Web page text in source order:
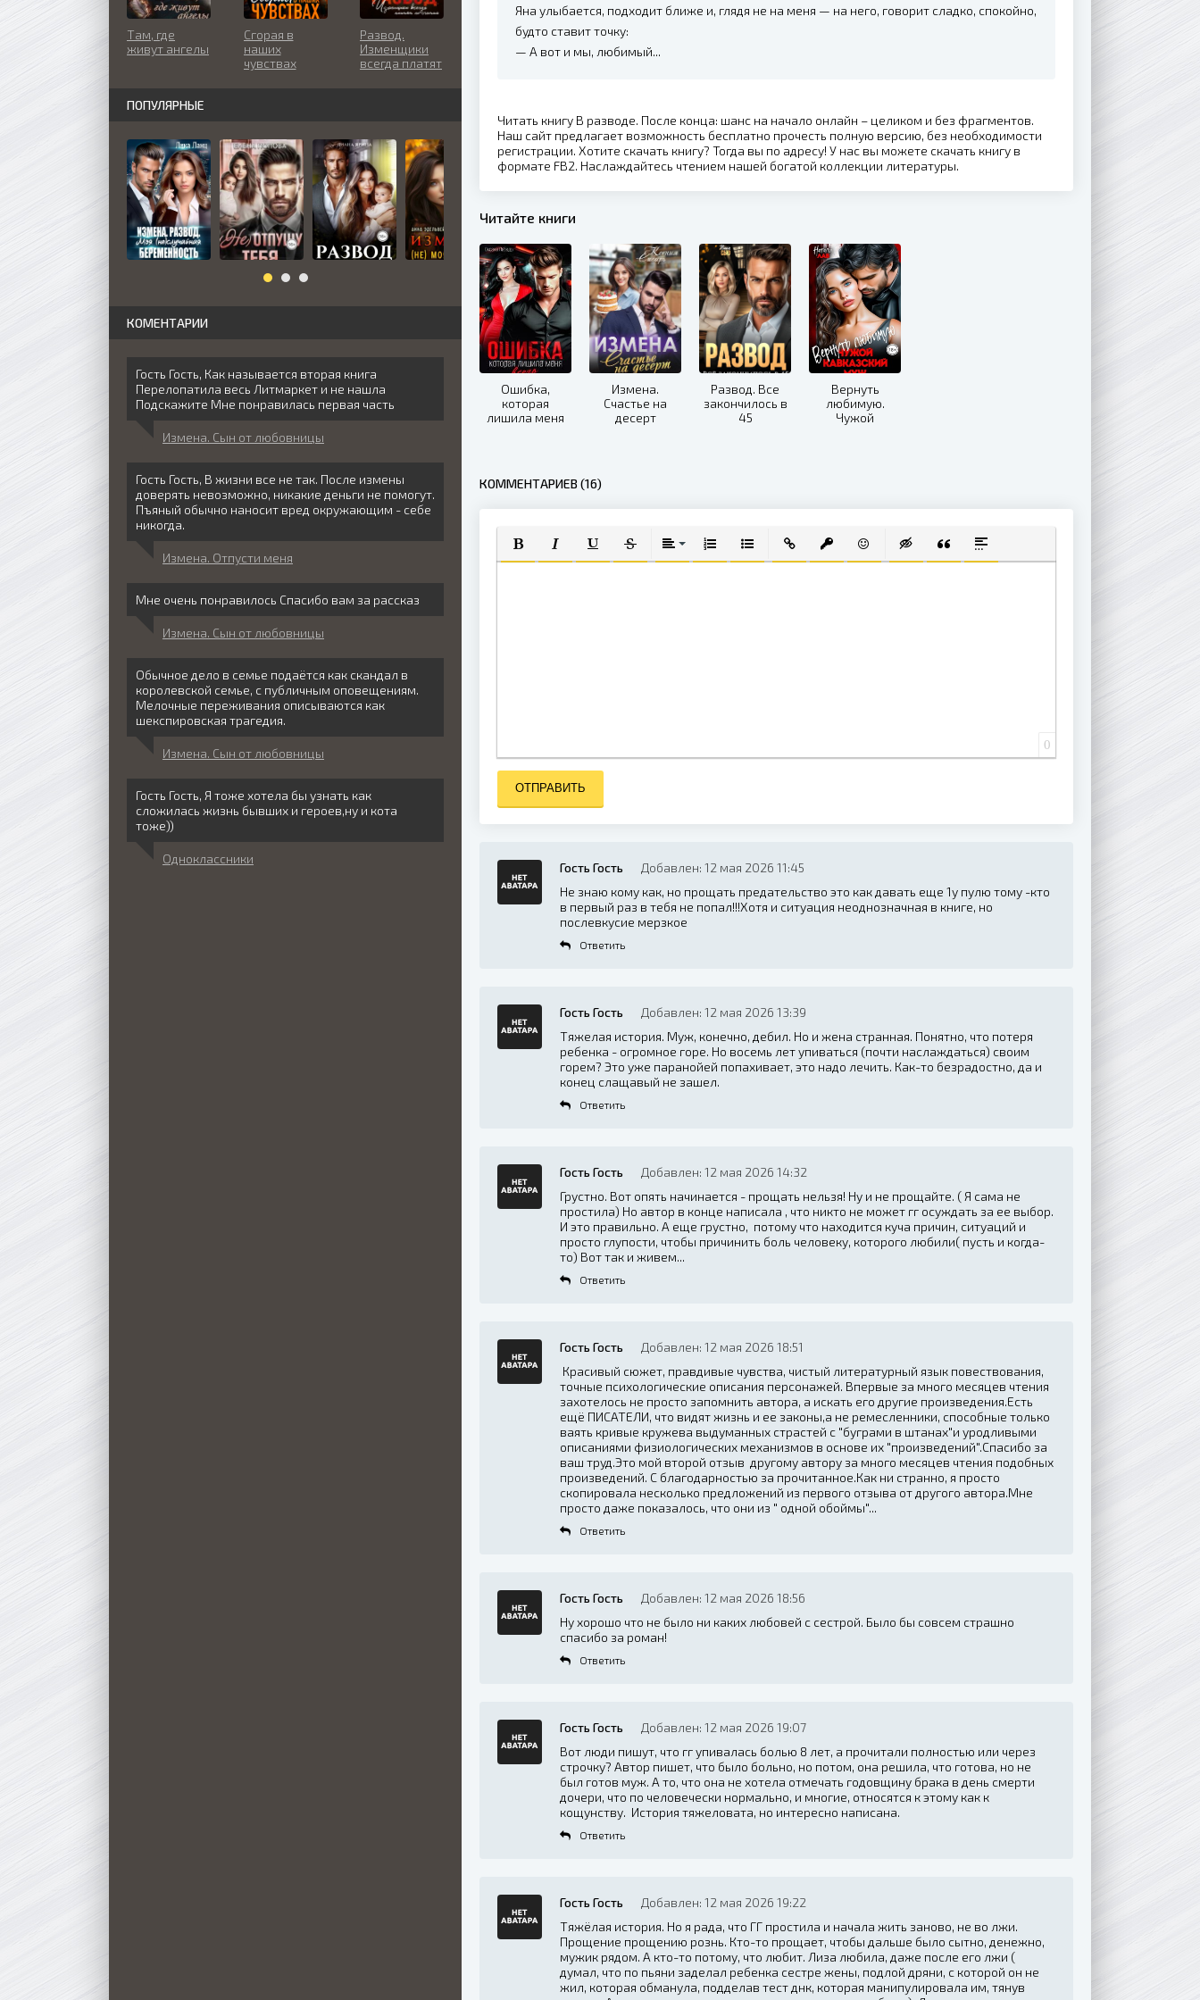
Яна улыбается, подходит ближе и, глядя не на меня — на него, говорит сладко, спокойно,
будто ставит точку:
— А вот и мы, любимый...
Читать книгу В разводе. После конца: шанс на начало онлайн – целиком и без фрагментов.
Наш сайт предлагает возможность бесплатно прочесть полную версию, без необходимости
регистрации. Хотите скачать книгу? Тогда вы по адресу! У нас вы можете скачать книгу в
формате FB2. Наслаждайтесь чтением нашей богатой коллекции литературы.
Читайте книги
Ошибка,
которая
лишила меня
Измена.
Счастье на
десерт
Развод. Все
закончилось в
45
Вернуть
любимую.
Чужой
КОММЕНТАРИЕВ (16)
ПОЛУЖИРНЫЙ
КУРСИВПОДЧЕРКНУТЫЙ
ЗАЧЕРКНУТЫЙВЫРАВНИВАНИЕ
НУМЕРОВАННЫЙ СПИСОК
МАРКИРОВАННЫЙ СПИСОК
ВСТАВИТЬ ССЫЛКУ
ВСТАВИТЬ ЗАЩИЩЕННУЮ ССЫЛКУ
ВСТАВИТЬ СМАЙЛИК
ВСТАВКА СКРЫТОГО ТЕКСТА
ВСТАВКА ЦИТАТЫ
ВСТАВКА СПОЙЛЕРА
0
ОТПРАВИТЬ
Гость Гость
Добавлен: 12 мая 2026 11:45
Не знаю кому как, но прощать предательство это как давать еще 1у пулю тому -кто
в первый раз в тебя не попал!!!Хотя и ситуация неоднозначная в книге, но
послевкусие мерзкое
Ответить
Гость Гость
Добавлен: 12 мая 2026 13:39
Тяжелая история. Муж, конечно, дебил. Но и жена странная. Понятно, что потеря
ребенка - огромное горе. Но восемь лет упиваться (почти наслаждаться) своим
горем? Это уже паранойей попахивает, это надо лечить. Как-то безрадостно, да и
конец слащавый не зашел.
Ответить
Гость Гость
Добавлен: 12 мая 2026 14:32
Грустно. Вот опять начинается - прощать нельзя! Ну и не прощайте. ( Я сама не
простила) Но автор в конце написала , что никто не может гг осуждать за ее выбор.
И это правильно. А еще грустно, потому что находится куча причин, ситуаций и
просто глупости, чтобы причинить боль человеку, которого любили( пусть и когда-
то) Вот так и живем...
Ответить
Гость Гость
Добавлен: 12 мая 2026 18:51
Красивый сюжет, правдивые чувства, чистый литературный язык повествования,
точные психологические описания персонажей. Впервые за много месяцев чтения
захотелось не просто запомнить автора, а искать его другие произведения.Есть
ещё ПИСАТЕЛИ, что видят жизнь и ее законы,а не ремесленники, способные только
ваять кривые кружева выдуманных страстей с "буграми в штанах"и уродливыми
описаниями физиологических механизмов в основе их "произведений".Спасибо за
ваш труд.Это мой второй отзыв другому автору за много месяцев чтения подобных
произведений. С благодарностью за прочитанное.Как ни странно, я просто
скопировала несколько предложений из первого отзыва от другого автора.Мне
просто даже показалось, что они из " одной обоймы"...
Ответить
Гость Гость
Добавлен: 12 мая 2026 18:56
Ну хорошо что не было ни каких любовей с сестрой. Было бы совсем страшно
спасибо за роман!
Ответить
Гость Гость
Добавлен: 12 мая 2026 19:07
Вот люди пишут, что гг упивалась болью 8 лет, а прочитали полностью или через
строчку? Автор пишет, что было больно, но потом, она решила, что готова, но не
был готов муж. А то, что она не хотела отмечать годовщину брака в день смерти
дочери, что по человечески нормально, и многие, относятся к этому как к
кощунству. История тяжеловата, но интересно написана.
Ответить
Гость Гость
Добавлен: 12 мая 2026 19:22
Тяжёлая история. Но я рада, что ГГ простила и начала жить заново, не во лжи.
Прощение прощению рознь. Кто-то прощает, чтобы дальше было сытно, денежно,
мужик рядом. А кто-то потому, что любит. Лиза любила, даже после его лжи (
думал, что по пьяни заделал ребенка сестре жены, подлой дряни, с которой он не
жил, которая обманула, подделав тест днк, которая манипулировала им, тянув
Там, где
живут ангелы
Сгорая в
наших
чувствах
Развод.
Изменщики
всегда платят
ПОПУЛЯРНЫЕ
КОМЕНТАРИИ
Гость Гость, Как называется вторая книга
Перелопатила весь Литмаркет и не нашла
Подскажите Мне понравилась первая часть
Измена. Сын от любовницы
Гость Гость, В жизни все не так. После измены
доверять невозможно, никакие деньги не помогут.
Пъяный обычно наносит вред окружающим - себе
никогда.
Измена. Отпусти меня
Мне очень понравилось Спасибо вам за рассказ
Измена. Сын от любовницы
Обычное дело в семье подаётся как скандал в
королевской семье, с публичным оповещениям.
Мелочные переживания описываются как
шекспировская трагедия.
Измена. Сын от любовницы
Гость Гость, Я тоже хотела бы узнать как
сложилась жизнь бывших и героев,ну и кота
тоже))
Одноклассники